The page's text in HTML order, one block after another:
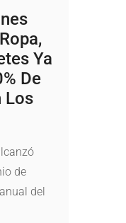
Ya
De
Los
de
del